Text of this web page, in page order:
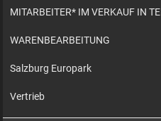
MITARBEITER* IM VERKAUF IN
WARENBEARBEITUNG
Salzburg Europark
Vertrieb